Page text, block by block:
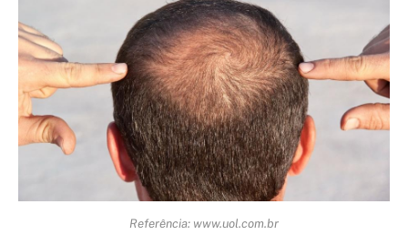
Referência: www.uol.com.br